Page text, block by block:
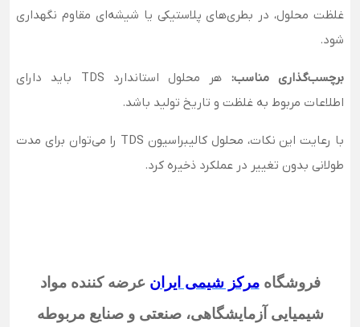
غلظت محلول، در بطری‌های پلاستیکی یا شیشه‌ای مقاوم نگهداری
شود.
برچسب‌گذاری مناسب:
هر محلول استاندارد TDS باید دارای
اطلاعات مربوط به غلظت و تاریخ تولید باشد.
با رعایت این نکات، محلول کالیبراسیون TDS را می‌توان برای مدت
طولانی بدون تغییر در عملکرد ذخیره کرد.
فروشگاه مرکز شیمی ایران عرضه کننده مواد
شیمیایی آزمایشگاهی، صنعتی و صنایع مربوطه